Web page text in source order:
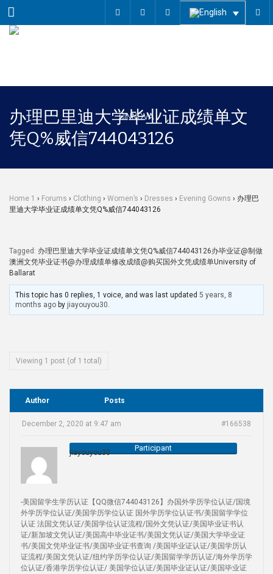
Menu
办理巴里迪大学毕业证成绩单文
凭Q%威信744043126
Home 1 › Forums › Clothing › Women’s › Dresses › Evening Gowns › 办理巴
里迪大学毕业证成绩单文凭Q%威信744043126
Tagged: 办理巴里迪大学毕业证成绩单文凭Q%威信744043126办毕业证@制做
澳洲文凭毕业证书@办理成绩单修改成绩@购买国外文凭成绩单University of
Ballarat
This topic has 0 replies, 1 voice, and was last updated5 years, 8
months ago by jiayouyou30.
Viewing 1 post (of 1 total)
Author Posts
December 2, 2020 at 9:47 am #166538
jiayouyou30 Participant
-美国留学生学历认证【QQ微信744043126】办国外学历学位认证/国境
外学历学位认证/美国学历学位认证 国外学历学位认证书/美国留学学位
认证 法国文凭认证/美国学位认证流程/国外文凭认证/美国毕业证书认
证/新加坡文凭认证/美国高中毕业证书/美国文凭认证/美国大学毕业证
书/美国文凭毕业证书/美国毕业证书查询 /美国毕业证认证/美国学历认
证流程/美国文凭认证/纽约学历学位认证/美国留学学历认证/海外学历学
位认证/香港学历学位认证/ 美国学位认证/美国毕业证认证/美国毕业证